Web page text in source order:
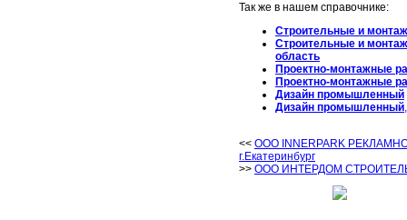
Так же в нашем справочнике:
Строительные и
Строительные и
область
Проектно-монтажные
Проектно-монтажные
Дизайн промышленный
Дизайн промышленный
<< ООО INNERPARK
г.Екатеринбург
>> ООО ИНТЕРДОМ